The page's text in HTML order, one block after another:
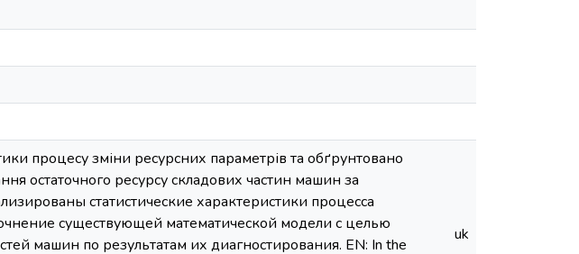
процесу зміни ресурсних параметрів та обґрунтовано
остаточного ресурсу складових частин машин за
статистические характеристики процесса
существующей математической модели с целью
машин по результатам их диагностирования. EN: In the
uk